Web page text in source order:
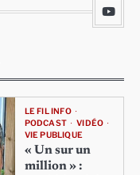
LE FIL INFO
PODCAST
VIDÉO
VIE PUBLIQUE
« Un sur un
million » :